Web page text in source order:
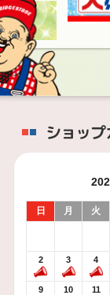
ショッ
日 月 火
2 3 4
9 10 11